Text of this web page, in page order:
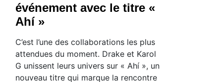
événement avec le titre «
Ahí »
C’est l’une des collaborations les plus
attendues du moment. Drake et Karol
G unissent leurs univers sur « Ahí », un
nouveau titre qui marque la rencontre